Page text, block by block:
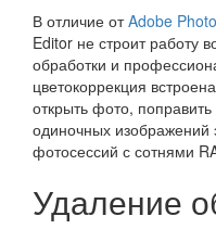
В отличие отAdobe
Editor не строит работу
обработки и
цветокоррекция
открыть фото,
одиночных
фотосессий с сотнями
Удаление